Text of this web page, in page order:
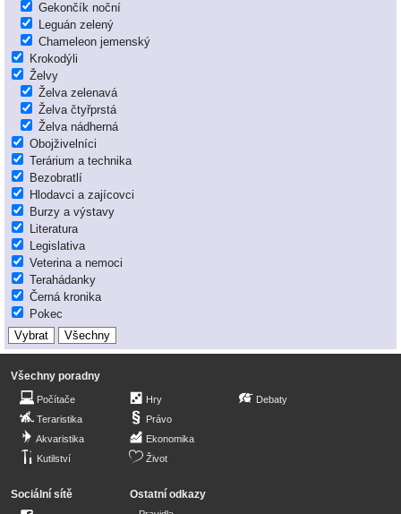
Gekončík noční
Leguán zelený
Chameleon jemenský
Krokodýli
Želvy
Želva zelenavá
Želva čtyřprstá
Želva nádherná
Obojživelníci
Terárium a technika
Bezobratlí
Hlodavci a zajícovci
Burzy a výstavy
Literatura
Legislativa
Veterina a nemoci
Terahádanky
Černá kronika
Pokec
Všechny poradny
Počítače
Teraristika
Akvaristika
Kutilství
Hry
Právo
Ekonomika
Život
Debaty
Sociální sítě Ostatní odkazy